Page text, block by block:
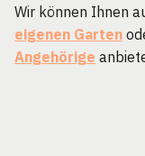
Wir können Ihnen
eigenen Garten
Angehörige